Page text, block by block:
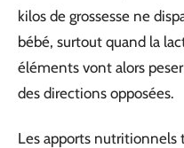
kilos de grossesse ne
bébé, surtout quand la
éléments vont alors
des directions opposées.
Les apports nutritionnels